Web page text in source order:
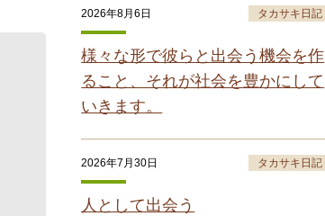
2026年8月6日 タカサキ日記
様々な形で彼らと出会う機会を作
ること、それが社会を豊かにして
いきます。
2026年7月30日 タカサキ日記
人として出会う